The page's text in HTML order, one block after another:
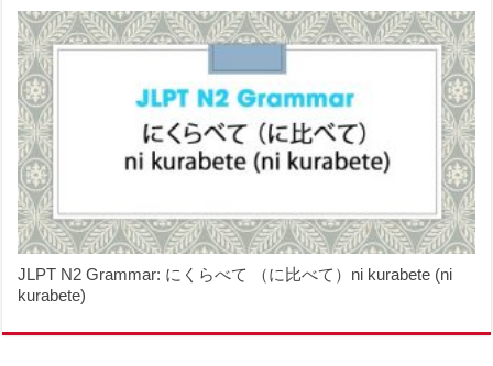
JLPT N2 Grammar: にくらべて （に比べて）ni kurabete (ni
kurabete)